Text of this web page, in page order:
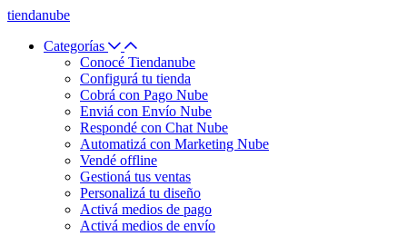
tiendanube
Categorías
Conocé Tiendanube
Configurá tu tienda
Cobrá con Pago Nube
Enviá con Envío Nube
Respondé con Chat Nube
Automatizá con Marketing Nube
Vendé offline
Gestioná tus ventas
Personalizá tu diseño
Activá medios de pago
Activá medios de envío